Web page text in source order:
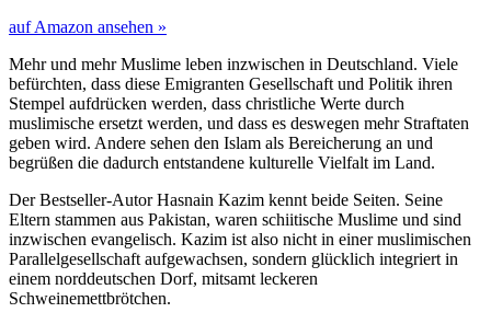
auf Amazon ansehen »
Mehr und mehr Muslime leben inzwischen in Deutschland. Viele
befürchten, dass diese Emigranten Gesellschaft und Politik ihren
Stempel aufdrücken werden, dass christliche Werte durch
muslimische ersetzt werden, und dass es deswegen mehr Straftaten
geben wird. Andere sehen den Islam als Bereicherung an und
begrüßen die dadurch entstandene kulturelle Vielfalt im Land.
Der Bestseller-Autor Hasnain Kazim kennt beide Seiten. Seine
Eltern stammen aus Pakistan, waren schiitische Muslime und sind
inzwischen evangelisch. Kazim ist also nicht in einer muslimischen
Parallelgesellschaft aufgewachsen, sondern glücklich integriert in
einem norddeutschen Dorf, mitsamt leckeren
Schweinemettbrötchen.